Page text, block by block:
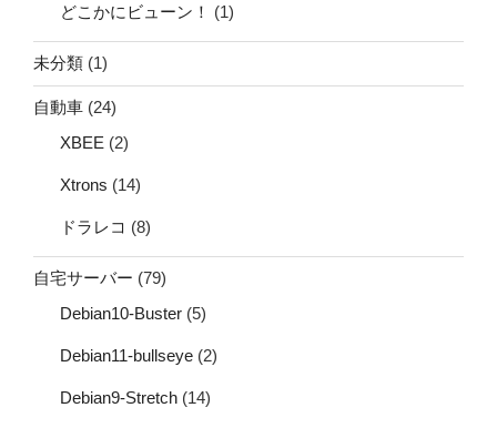
どこかにビューン！ (1)
未分類 (1)
自動車 (24)
XBEE (2)
Xtrons (14)
ドラレコ (8)
自宅サーバー (79)
Debian10-Buster (5)
Debian11-bullseye (2)
Debian9-Stretch (14)